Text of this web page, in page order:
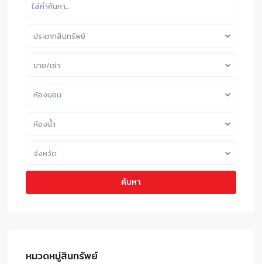
ประเภทสินทรัพย์
ขาย/เช่า
ห้องนอน
ห้องน้ำ
จังหวัด
ค้นหา
หมวดหมู่สินทรัพย์